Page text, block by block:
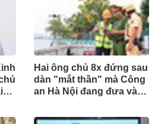
trụ, nắm giữ khối tài sản
hàng nghìn tỷ
Hai ông chủ 8x đứng sau
dàn "mắt thần" mà Công
an Hà Nội đang đưa vào